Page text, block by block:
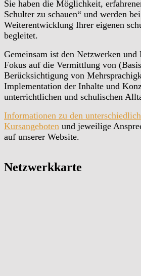
Sie haben die Möglichkeit,
Schulter zu schauen“ und werden
Weiterentwicklung Ihrer eigenen
begleitet.
Gemeinsam ist den Netzwerken und
Fokus auf die Vermittlung von
Berücksichtigung von
Implementation der Inhalte und
unterrichtlichen und schulischen
Informationen zu den
Kursangeboten und jeweilige
auf unserer Website.
Netzwerkkarte